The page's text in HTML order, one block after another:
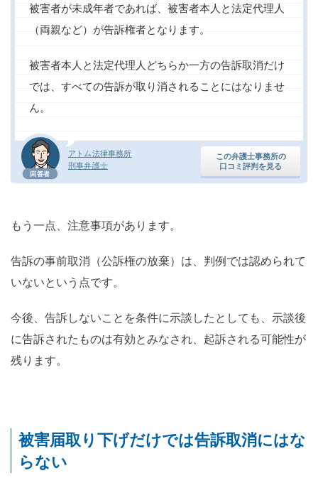
回答者
アトム法律事務所
刑事弁護士
この弁護士事務所の
口コミ評判を見る
被害者が未成年者であれば、被害者本人と法定代理人
（両親など）が告訴権者となります。
被害者本人と法定代理人どちらか一方の告訴取消だけ
では、すべての告訴が取り消されることにはなりませ
ん。
もう一点、注意事項があります。
告訴の事前取消（公訴権の放棄）は、判例では認められて
いないという点です。
今後、告訴しないことを条件に示談したとしても、示談後
に告訴されたものは有効とみなされ、起訴される可能性が
残ります。
被害届取り下げだけでは告訴取消にはな
らない